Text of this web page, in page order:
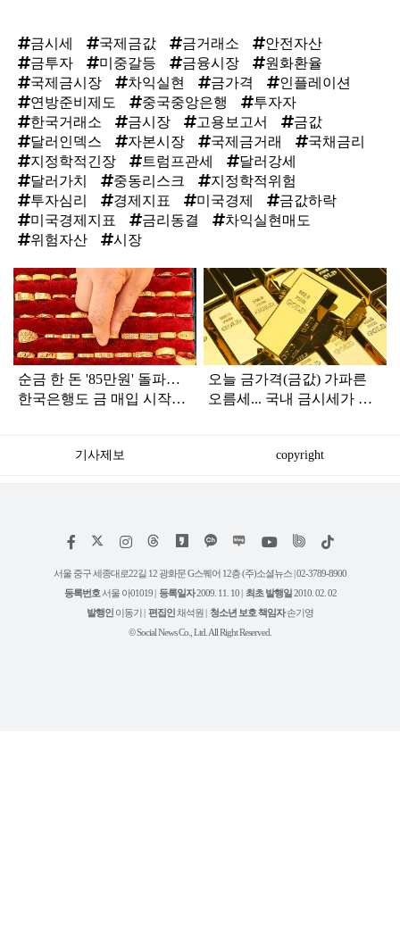
금시세 국제금값 금거래소
안전자산
금투자
미중갈등 금융시장
원화환율
국제금시장
차익실현 금가격
인플레이션
연방준비제도
중국중앙은행
투자자
한국거래소
금시장 고용보고서
금값
달러인덱스
자본시장 국제금거래
국채금리
지정학적긴장
트럼프관세
달러강세
달러가치
중동리스크
지정학적위험
투자심리
경제지표 미국경제
금값하락
미국경제지표
금리동결
차익실현매도
위험자산
시장
탑
라
인
순금 한 돈 '85만원' 돌파…
한국은행도 금 매입 시작했
오늘 금가격(금값) 가파른
오름세... 국내 금시세가 달
기사제보 copyright
페
스
인
타
램
위
트
유
튜
틱
서울 중구 세종대로22길 12 광화문 G스퀘어 12층 (주)소셜뉴스 | 02-3789-8900
등록번호 서울 아01019 | 등록일자2009. 11. 10 | 최초 발행일2010. 02. 02
발행인 이동기 | 편집인채석원 | 청소년 보호 책임자손기영
© Social News Co., Ltd. All Right Reserved.